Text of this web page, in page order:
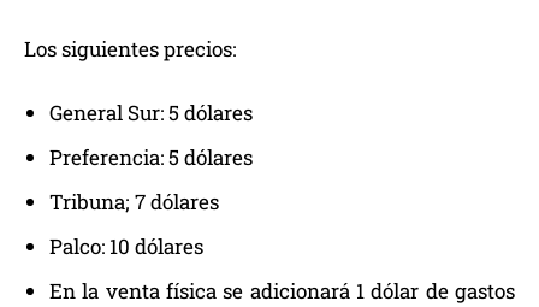
Los siguientes precios:
General Sur: 5 dólares
Preferencia: 5 dólares
Tribuna; 7 dólares
Palco: 10 dólares
En la venta física se adicionará 1 dólar de gastos